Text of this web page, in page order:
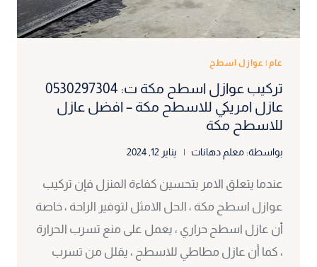
عام | عوازل اسطح
تركيب عوازل اسطح مكة ت: 0530297304
عازل امريكي للاسطح مكة – افضل عازل
للاسطح مكة
بواسطة: معلم دهانات يناير 12, 2024
عندما يتعلق الامر بتحسين كفاءة المنزل فإن تركيب
عوازل اسطح مكة ، الحل الامثل لتوفير الراحة ، خاصة
أن عازل اسطح حراري ، يعمل على منع تسرب الحرارة
، كما أن عازل مطاطي للاسطح ، يقلل من تسرب